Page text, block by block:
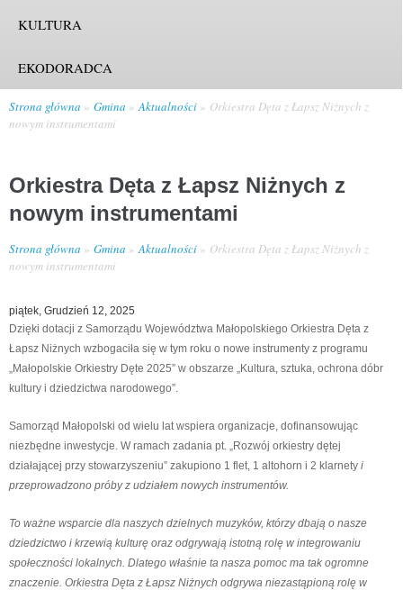
KULTURA
EKODORADCA
Strona główna Gmina Aktualności
Orkiestra Dęta z Łapsz Niżnych z
nowym instrumentami
Orkiestra Dęta z Łapsz Niżnych z
nowym instrumentami
Strona główna Gmina Aktualności
Orkiestra Dęta z Łapsz Niżnych z
nowym instrumentami
piątek, Grudzień 12, 2025
Dzięki dotacji z Samorządu Województwa Małopolskiego Orkiestra Dęta z
Łapsz Niżnych wzbogaciła się w tym roku o nowe instrumenty z programu
„Małopolskie Orkiestry Dęte 2025” w obszarze „Kultura, sztuka, ochrona dóbr
kultury i dziedzictwa narodowego”.
Samorząd Małopolski od wielu lat wspiera organizacje, dofinansowując
niezbędne inwestycje. W ramach zadania pt. „Rozwój orkiestry dętej
działającej przy stowarzyszeniu” zakupiono 1 flet, 1 altohorn i 2 klarnety i
przeprowadzono próby z udziałem nowych instrumentów.
To ważne wsparcie dla naszych dzielnych muzyków, którzy dbają o nasze
dziedzictwo i krzewią kulturę oraz odgrywają istotną rolę w integrowaniu
społeczności lokalnych. Dlatego właśnie ta nasza pomoc ma tak ogromne
znaczenie. Orkiestra Dęta z Łapsz Niżnych odgrywa niezastąpioną rolę w